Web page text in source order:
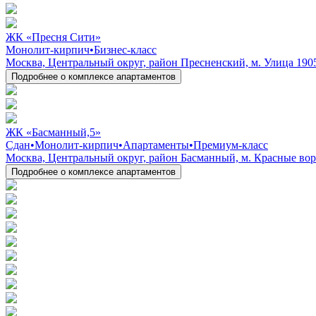
ЖК «Пресня Сити»
Монолит-кирпич•Бизнес-класс
Москва, Центральный округ, район Пресненский, м. Улица
Подробнее о комплексе апартаментов
ЖК «Басманный,5»
Сдан•Монолит-кирпич•Апартаменты•Премиум-класс
Москва, Центральный округ, район Басманный, м. Красные
Подробнее о комплексе апартаментов